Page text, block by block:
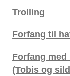
Trolling
Forfang til
Forfang
(Tobis og